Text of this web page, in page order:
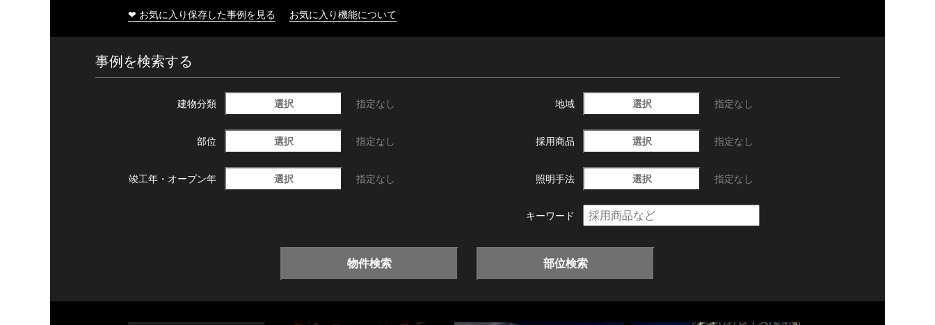
❤ お気に入り保存した事例を見る お気に入り機能について
事例を検索する
建物分類 選択 指定なし 地域 選択 指定なし
部位 選択 指定なし 採用商品 選択 指定なし
竣工年・ オープン年 選択 指定なし 照明手法 選択 指定なし
キーワード
物件検索 部位検索